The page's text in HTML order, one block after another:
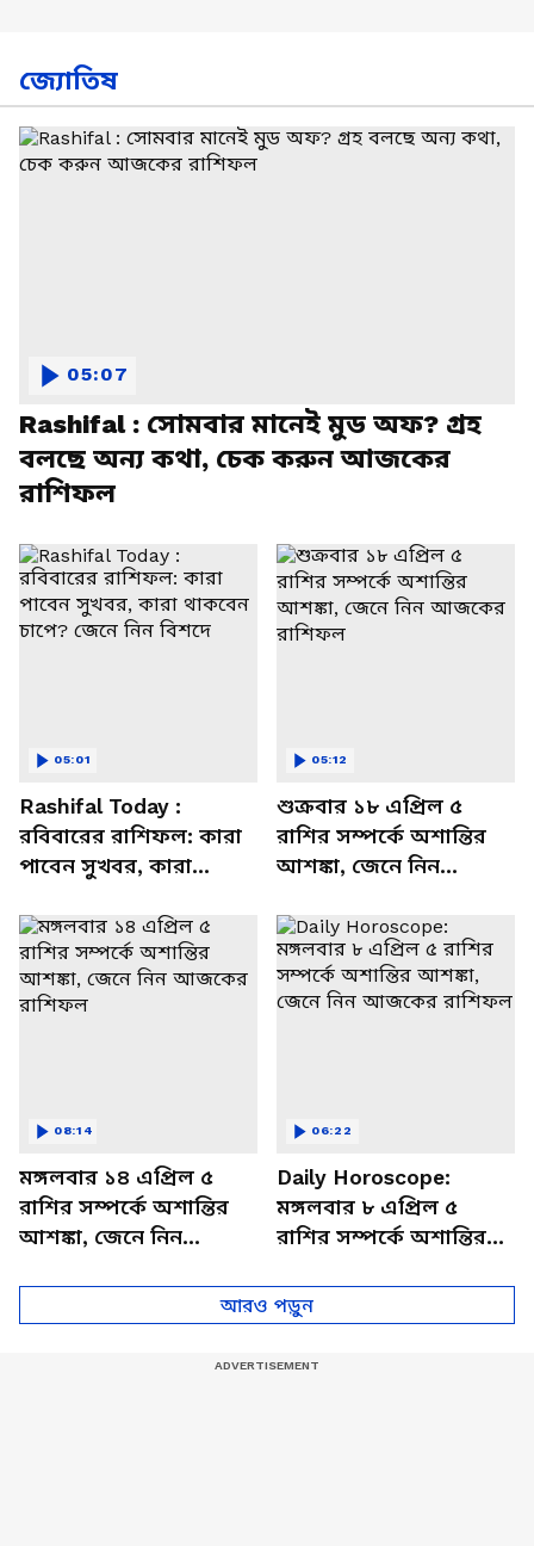
জ্যোতিষ
Rashifal : সোমবার মানেই মুড অফ? গ্রহ
বলছে অন্য কথা, চেক করুন আজকের
রাশিফল
05:07
Rashifal Today :
রবিবারের রাশিফল: কারা
পাবেন সুখবর, কারা
বিশদে
05:01
শুক্রবার ১৮ এপ্রিল ৫
রাশির সম্পর্কে অশান্তির
আশঙ্কা, জেনে নিন
05:12
মঙ্গলবার ১৪ এপ্রিল ৫
রাশির সম্পর্কে অশান্তির
আশঙ্কা, জেনে নিন
08:14
Daily Horoscope:
মঙ্গলবার ৮ এপ্রিল ৫
রাশির সম্পর্কে অশান্তির
আজকের রাশিফল
06:22
আরও পড়ুন